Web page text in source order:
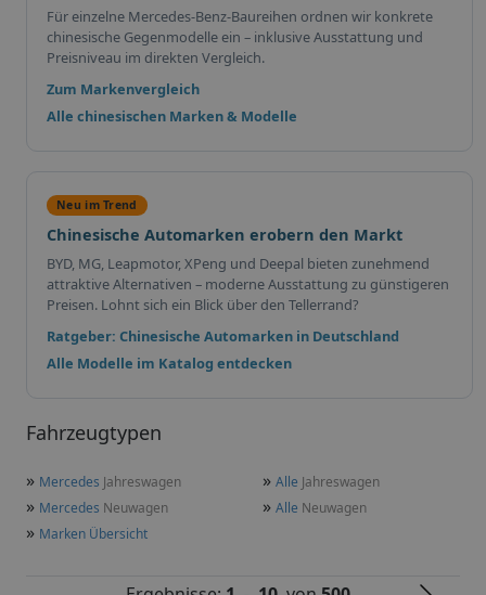
Für einzelne Mercedes-Benz-Baureihen ordnen wir konkrete
chinesische Gegenmodelle ein – inklusive Ausstattung und
Preisniveau im direkten Vergleich.
Zum Markenvergleich
Alle chinesischen Marken & Modelle
Neu im Trend
Chinesische Automarken erobern den Markt
BYD, MG, Leapmotor, XPeng und Deepal bieten zunehmend
attraktive Alternativen – moderne Ausstattung zu günstigeren
Preisen. Lohnt sich ein Blick über den Tellerrand?
Ratgeber: Chinesische Automarken in Deutschland
Alle Modelle im Katalog entdecken
Fahrzeugtypen
» Mercedes Jahreswagen » Alle Jahreswagen
» Mercedes Neuwagen » Alle Neuwagen
» Marken Übersicht